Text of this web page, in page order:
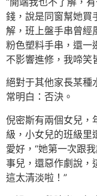
錢，說是同窗幫她買
解，班上盤手串曾經
粉色塑料手串，還一
不影響進修，我啼笑
絕對于其他家長某種
常明白：否決。
倪密斯有兩個女兒，
級，小女兒的班級里
愛好，“她第一次跟
事兒，還惡作劇說，
這太清淡啦！”